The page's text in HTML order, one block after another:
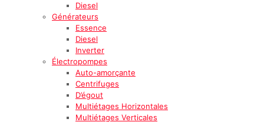
Diesel
Générateurs
Essence
Diesel
Inverter
Électropompes
Auto-amorçante
Centrifuges
D’égout
Multiétages Horizontales
Multiétages Verticales